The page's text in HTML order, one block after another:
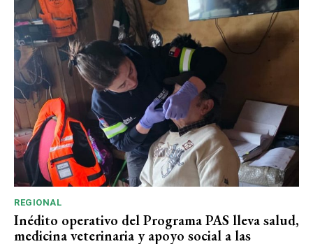
REGIONAL
Inédito operativo del Programa PAS lleva salud,
medicina veterinaria y apoyo social a las